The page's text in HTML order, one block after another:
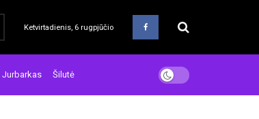
Ketvirtadienis, 6 rugpjūčio
Jurbarkas Šilutė